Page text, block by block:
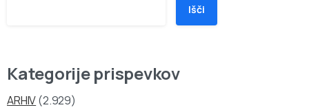
Išči
Kategorije prispevkov
ARHIV(2.929)